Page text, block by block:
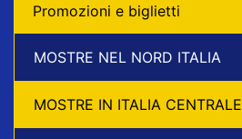
Promozioni e biglietti
MOSTRE NEL NORD ITALIA
MOSTRE IN ITALIA CENTRALE